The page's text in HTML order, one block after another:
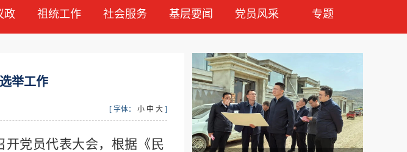
政 祖统工作 社会服务 基层要闻 党员风采 专题
举工作
[ 字体： 小 中 大]
党员代表大会， 根据《民